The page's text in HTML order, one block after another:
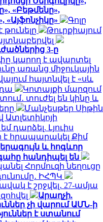
«Բեթմենը»,
«Այֆոնչիկը»
Գոլը
թունելը
Թուրքիայում
3-ը
կարող է ավարտել
առանց միջուկային
հայտնվել է «սև
Կոտայքի մարզում
տուժել են կինը և
Մանչեսթեր Սիթին
դարձել. Լյուիս
է հրապարակել Քիմ
և հոգևոր
հանդիպել են
Հորմուզի նեղուցը
ԻՀՊԿ
է շրջվել․ 27-ամյա
Արաղչի.
չի վարում ԱՄՆ-ի
է ստանում